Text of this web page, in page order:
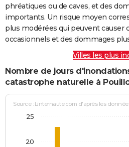
phréatiques ou de caves, et des
importants. Un risque moyen
plus modérées qui peuvent causer
occasionnels et des dommages
Villes les plus
Nombre de jours
catastrophe naturelle à
Source : Linternaute.com d'après les
20
25